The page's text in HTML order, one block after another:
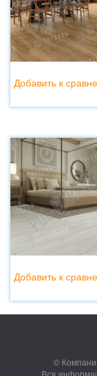
Добавить к
Добавить к
©
Вся